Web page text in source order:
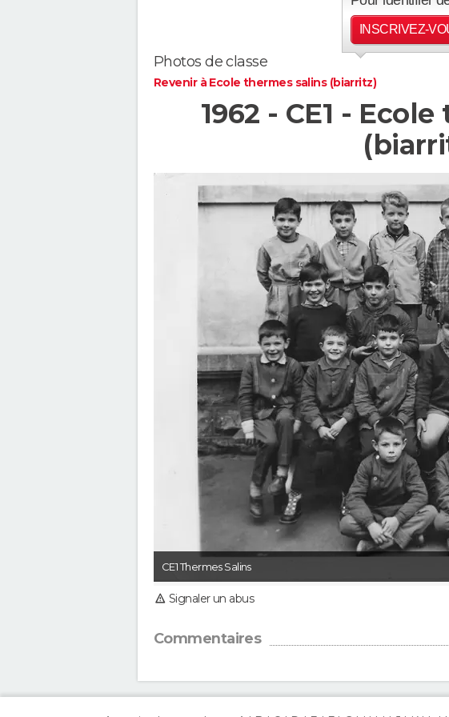
INSCRIVEZ-
Photos de classe
Revenir à Ecole thermes salins (biarritz)
1962 - CE1 -
CE1 Thermes Salins
Signaler un abus
Commentaires